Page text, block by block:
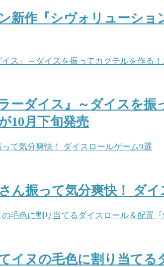
新作『シヴォリューショ
ーダイス』～ダイスを
10月下旬発売
ん振って気分爽快！ ダ
イヌの毛色に割り当てる